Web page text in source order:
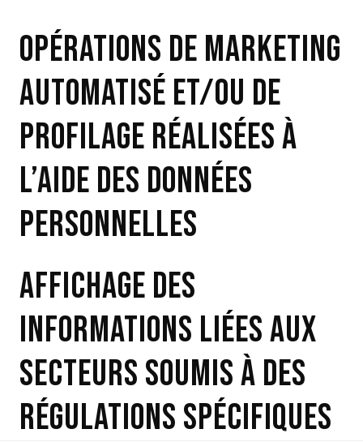
OPÉRATIONS DE MARKETING
AUTOMATISÉ ET/OU DE
PROFILAGE RÉALISÉES À
L’AIDE DES DONNÉES
PERSONNELLES
AFFICHAGE DES
INFORMATIONS LIÉES AUX
SECTEURS SOUMIS À DES
RÉGULATIONS SPÉCIFIQUES